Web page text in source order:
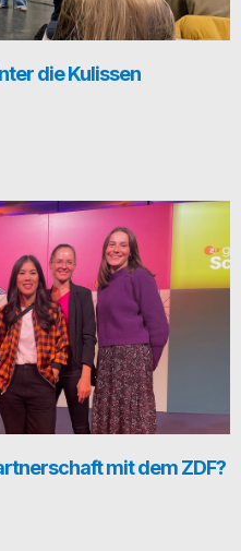
die Kulissen
mit dem ZDF?